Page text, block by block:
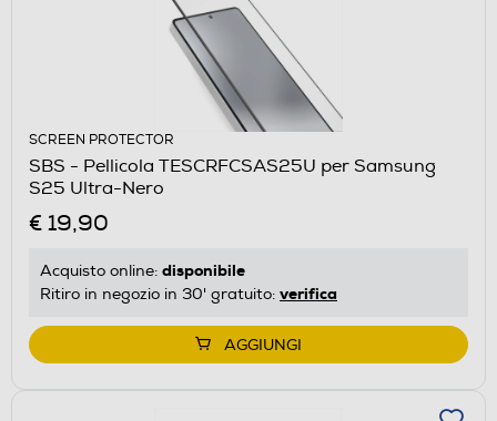
SCREEN PROTECTOR
SBS - Pellicola TESCRFCSAS25U per Samsung
S25 Ultra-Nero
€ 19,90
Acquisto online: disponibile
Ritiro in negozio in 30' gratuito: verifica
AGGIUNGI